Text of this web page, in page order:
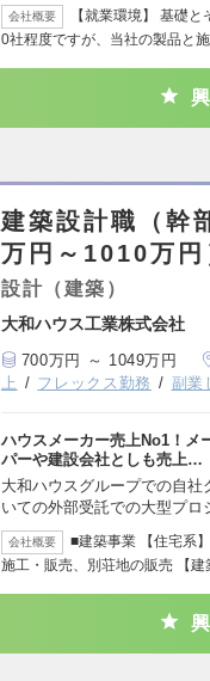
会社概要
【就業環境】 基礎
0社程度ですが、当社の製品と
建築設計職（幹
万円～1010万円
設計（建築）
大和ハウス工業株式会社
700万円 ～ 1049万円
上
フレックス勤務 副業
ハウスメーカー売上No1！メ
パーや建設会社としも売上…
大和ハウスグループでの自
いての外部受託での大型プロ
会社概要
■建築事業 【住宅系
施工・販売、別荘地の販売 【